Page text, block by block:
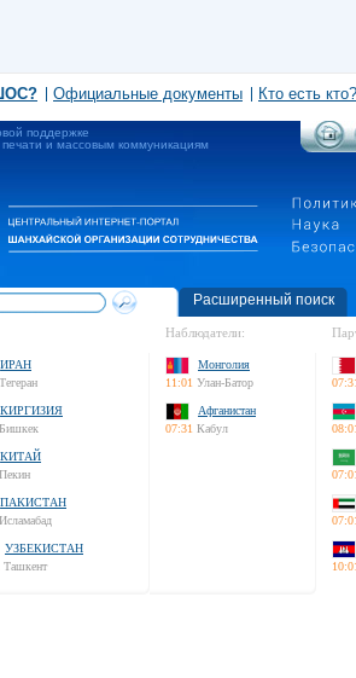
Официальные документы Кто есть кто?
поддержке
и массовым коммуникациям
Расширенный поиск
ИРАН
Тегеран
КИРГИЗИЯ
Бишкек
КИТАЙ
Пекин
ПАКИСТАН
Исламабад
УЗБЕКИСТАН
Ташкент
Наблюдатели:
Монголия
11:01 Улан-Батор
Афганистан
07:31 Кабул